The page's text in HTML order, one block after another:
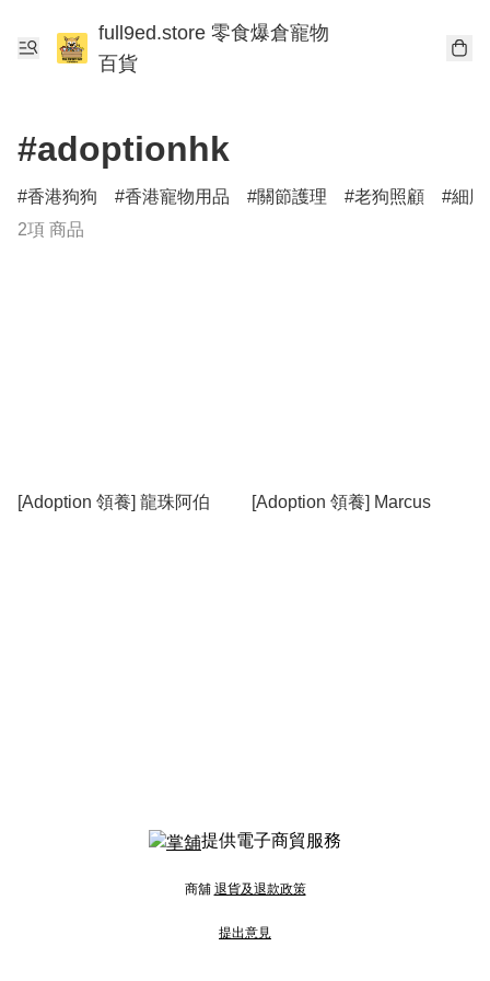
full9ed.store 零食爆倉寵物
百貨
#adoptionhk
香港狗狗 香港寵物用品 關節護理 老狗照顧
細
2項 商品
[Adoption 領養] 龍珠阿伯 [Adoption 領養] Marcus
提供電子商貿服務
商舖 退貨及退款政策
提出意見